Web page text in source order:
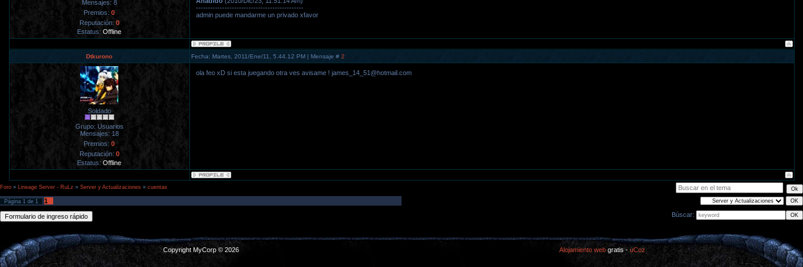
Mensajes: 8
Premios: 0
Reputación: 0
Estatus: Offline
---------------------------------------------
admin puede mandarme un privado xfavor
Dtkurono Fecha: Martes, 2011/Ene/11, 5.44.12 PM | Mensaje # 2
Soldado
Grupo: Usuarios
Mensajes: 18
Premios: 0
Reputación: 0
Estatus: Offline
ola feo xD si esta juegando otra ves avisame ! james_14_51@hotmail.com
Foro » Lineage Server - RuLz » Server y Actualizaciones » cuentas
Página 1 de 1
1
Búscar:
Copyright MyCorp © 2026 Alojamiento web gratis - uCoz